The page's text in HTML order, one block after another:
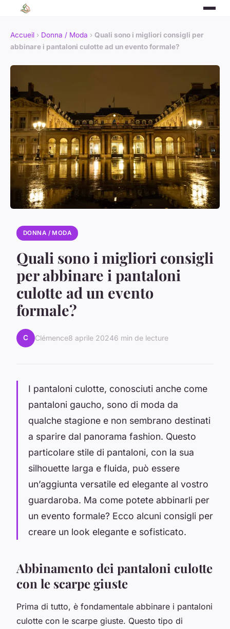
Accueil › Donna / Moda › Quali sono i migliori consigli per
abbinare i pantaloni culotte ad un evento formale?
DONNA / MODA
Quali sono i migliori consigli
per abbinare i pantaloni
culotte ad un evento
formale?
C Clémence8 aprile 20246 min de lecture
I pantaloni culotte, conosciuti anche come
pantaloni gaucho, sono di moda da
qualche stagione e non sembrano destinati
a sparire dal panorama fashion. Questo
particolare stile di pantaloni, con la sua
silhouette larga e fluida, può essere
un’aggiunta versatile ed elegante al vostro
guardaroba. Ma come potete abbinarli per
un evento formale? Ecco alcuni consigli per
creare un look elegante e sofisticato.
Abbinamento dei pantaloni culotte
con le scarpe giuste
Prima di tutto, è fondamentale abbinare i pantaloni
culotte con le scarpe giuste. Questo tipo di